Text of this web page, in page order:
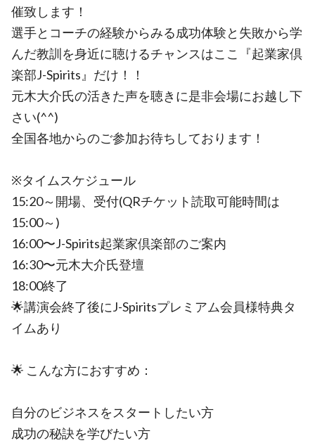
催致します！
選手とコーチの経験からみる成功体験と失敗から学
んだ教訓を身近に聴けるチャンスはここ『起業家倶
楽部J-Spirits』だけ！！
元木大介氏の活きた声を聴きに是非会場にお越し下
さい(^^)
全国各地からのご参加お待ちしております！
※タイムスケジュール
15:20～開場、受付(QRチケット読取可能時間は
15:00～)
16:00〜J-Spirits起業家倶楽部のご案内
16:30〜元木大介氏登壇
18:00終了
🌟講演会終了後にJ-Spiritsプレミアム会員様特典タ
イムあり
🌟 こんな方におすすめ：
自分のビジネスをスタートしたい方
成功の秘訣を学びたい方